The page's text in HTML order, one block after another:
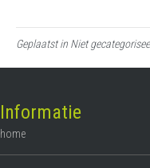
Geplaatst in Niet
Informatie
home